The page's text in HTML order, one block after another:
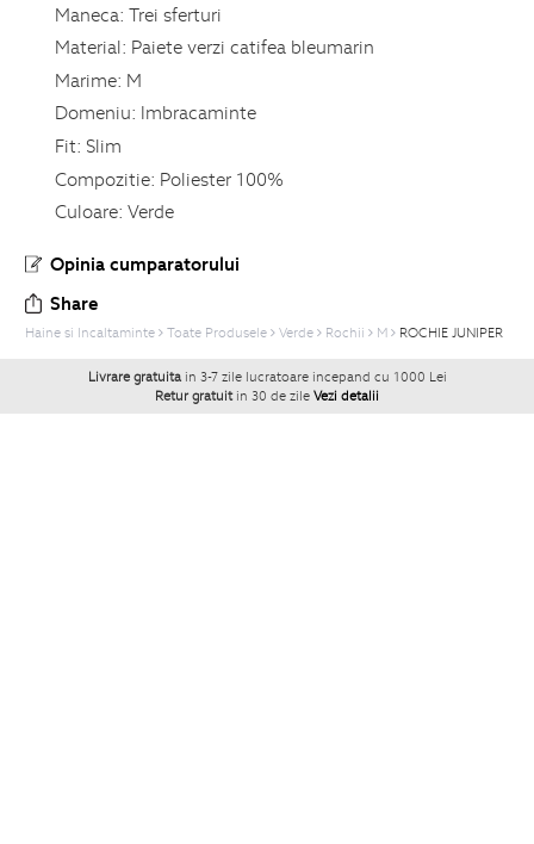
Maneca: Trei sferturi
Material: Paiete verzi catifea bleumarin
Marime: M
Domeniu: Imbracaminte
Fit: Slim
Compozitie: Poliester 100%
Culoare: Verde
Opinia cumparatorului
Share
Haine si Incaltaminte Toate Produsele Verde Rochii M ROCHIE JUNIPER
Livrare gratuita in 3-7 zile lucratoare incepand cu 1000 Lei
Retur gratuit in 30 de zile Vezi detalii